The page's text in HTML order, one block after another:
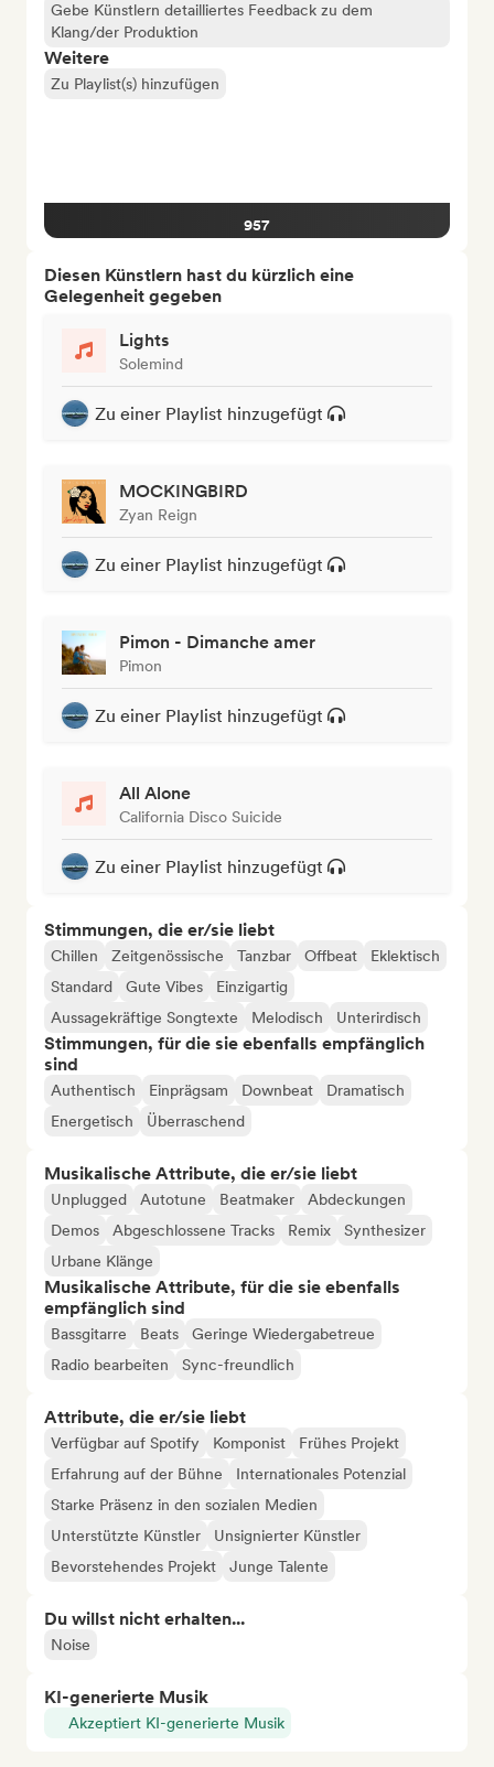
Gebe Künstlern detailliertes Feedback zu dem
Klang/der Produktion
Weitere
Zu Playlist(s) hinzufügen
957
Diesen Künstlern hast du kürzlich eine
Gelegenheit gegeben
Lights
Solemind
Zu einer Playlist hinzugefügt
MOCKINGBIRD
Zyan Reign
Zu einer Playlist hinzugefügt
Pimon - Dimanche amer
Pimon
Zu einer Playlist hinzugefügt
All Alone
California Disco Suicide
Zu einer Playlist hinzugefügt
Stimmungen, die er/sie liebt
Chillen Zeitgenössische Tanzbar Offbeat
Eklektisch
Standard
Gute Vibes
Einzigartig
Aussagekräftige Songtexte
Melodisch Unterirdisch
Stimmungen, für die sie ebenfalls empfänglich
sind
Authentisch Einprägsam Downbeat
Dramatisch
Energetisch
Überraschend
Musikalische Attribute, die er/sie liebt
Unplugged Autotune Beatmaker
Abdeckungen
Demos
Abgeschlossene Tracks Remix
Synthesizer
Urbane Klänge
Musikalische Attribute, für die sie ebenfalls
empfänglich sind
Bassgitarre Beats
Geringe Wiedergabetreue
Radio bearbeiten
Sync-freundlich
Attribute, die er/sie liebt
Verfügbar auf Spotify Komponist
Frühes Projekt
Erfahrung auf der Bühne
Internationales Potenzial
Starke Präsenz in den sozialen Medien
Unterstützte Künstler
Unsignierter Künstler
Bevorstehendes Projekt
Junge Talente
Du willst nicht erhalten...
Noise
KI-generierte Musik
Akzeptiert KI-generierte Musik